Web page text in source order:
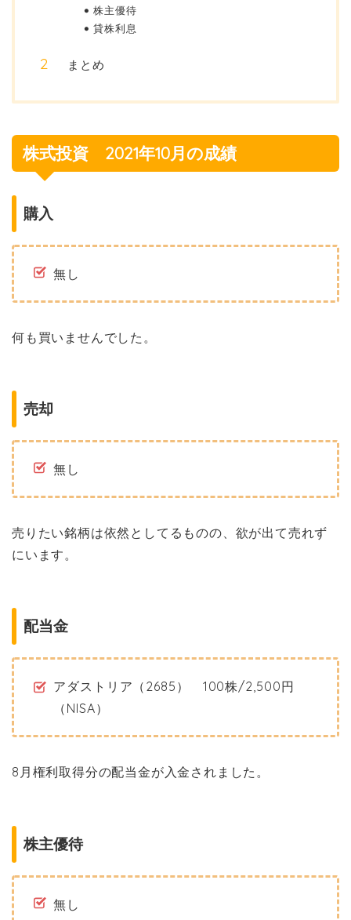
株主優待
貸株利息
まとめ
株式投資 2021年10月の成績
購入
無し
何も買いませんでした。
売却
無し
売りたい銘柄は依然としてるものの、欲が出て売れず
にいます。
配当金
アダストリア（2685） 100株/2,500円
（NISA）
8月権利取得分の配当金が入金されました。
株主優待
無し